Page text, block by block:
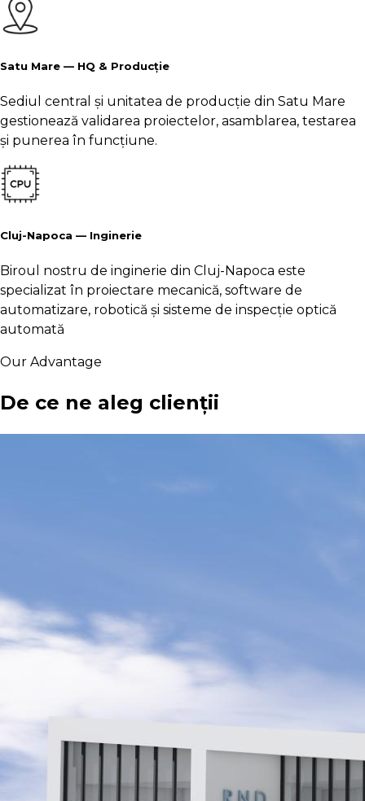
Satu Mare — HQ & Producție
Sediul central și unitatea de producție din Satu Mare
gestionează validarea proiectelor, asamblarea, testarea
și punerea în funcțiune.
Cluj-Napoca — Inginerie
Biroul nostru de inginerie din Cluj-Napoca este
specializat în proiectare mecanică, software de
automatizare, robotică și sisteme de inspecție optică
automată
Our Advantage
De ce ne aleg clienții